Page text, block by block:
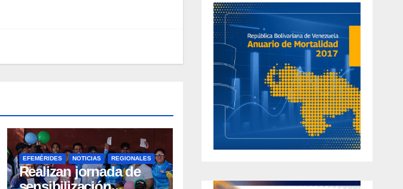
EFEMÉRIDES NOTICIAS REGIONALES
Realizan jornada de